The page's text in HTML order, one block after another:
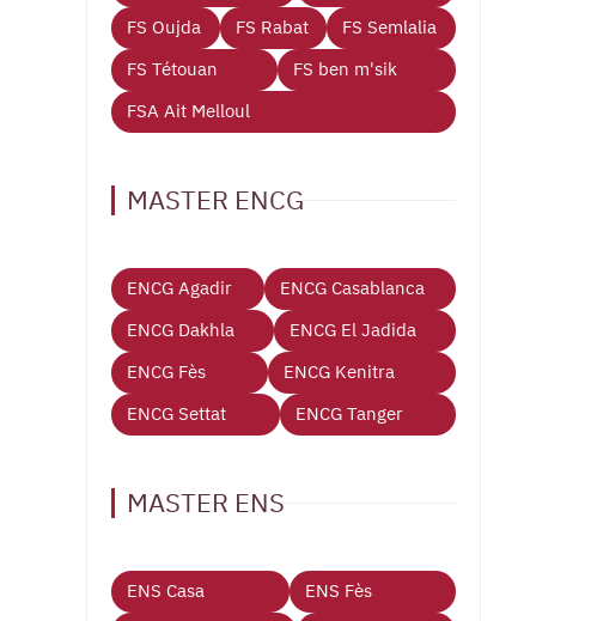
FS Oujda
FS Rabat
FS Semlalia
FS Tétouan
FS ben m'sik
FSA Ait Melloul
MASTER ENCG
ENCG Agadir
ENCG Casablanca
ENCG Dakhla
ENCG El Jadida
ENCG Fès
ENCG Kenitra
ENCG Settat
ENCG Tanger
MASTER ENS
ENS Casa
ENS Fès